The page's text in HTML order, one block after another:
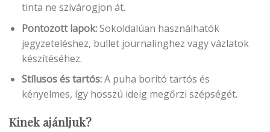
tinta ne szivárogjon át.
Pontozott lapok:Sokoldalúan használhatók
jegyzeteléshez, bullet journalinghez vagy vázlatok
készítéséhez.
Stílusos és tartós:A puha borító tartós és
kényelmes, így hosszú ideig megőrzi szépségét.
Kinek ajánljuk?